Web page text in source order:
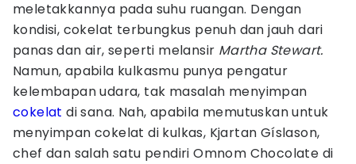
meletakkannya pada suhu ruangan. Dengan
kondisi, cokelat terbungkus penuh dan jauh dari
panas dan air, seperti melansir Martha Stewart.
Namun, apabila kulkasmu punya pengatur
kelembapan udara, tak masalah menyimpan
cokelat di sana. Nah, apabila memutuskan untuk
menyimpan cokelat di kulkas, Kjartan Gíslason,
chef dan salah satu pendiri Omnom Chocolate di